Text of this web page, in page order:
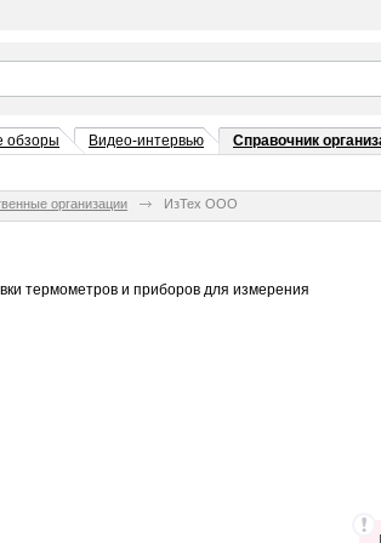
обзоры Видео-интервью Справочник
организации ИзТех ООО
термометров и приборов для измерения